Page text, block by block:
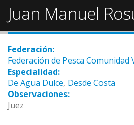
Juan Manuel
Federación:
Federación de Pesca Comunidad
Especialidad:
De Agua Dulce, Desde Costa
Observaciones:
Juez